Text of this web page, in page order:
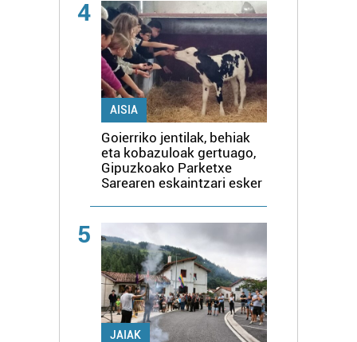
4
AISIA
Goierriko jentilak, behiak
eta kobazuloak gertuago,
Gipuzkoako Parketxe
Sarearen eskaintzari esker
5
JAIAK